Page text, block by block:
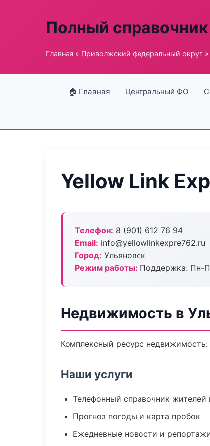
Полный
Главная » Приволжский федеральный округ
🏠 Главная Центральный ФО
Yellow Link
Телефон: 8 (901) 612 76 94
Email: info@yellowlinkexpre762.ru
Город: Ульяновск
Режим работы: Поддержка: Пн-
Недвижимость в
Комплексный ресурс
Наши услуги
Телефонный справочник
Прогноз погоды и карта пробок
Ежедневные новости и репортажи